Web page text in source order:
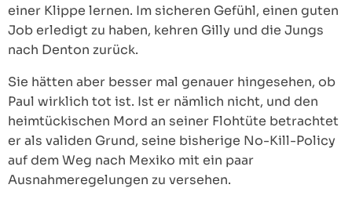
einer Klippe lernen. Im sicheren Gefühl, einen guten
Job erledigt zu haben, kehren Gilly und die Jungs
nach Denton zurück.
Sie hätten aber besser mal genauer hingesehen, ob
Paul wirklich tot ist. Ist er nämlich nicht, und den
heimtückischen Mord an seiner Flohtüte betrachtet
er als validen Grund, seine bisherige No-Kill-Policy
auf dem Weg nach Mexiko mit ein paar
Ausnahmeregelungen zu versehen.